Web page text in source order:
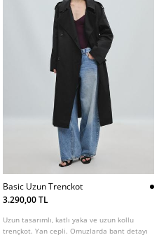
Basic Uzun Trenckot
3.290,00 TL
Uzun tasarımlı, katlı yaka ve uzun kollu
trençkot. Yan cepli. Omuzlarda bant detayı